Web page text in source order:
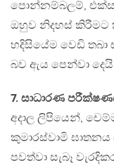
පොන්නම්බලම්,
ඔහුව නිදහස් කිරීමට
හදිසියේම වෙඩි
බව ඇය පෙන්වා
7. සාධාරණ
අදාල ලිපියෙන්,
කුමාරස්වාමි
පවත්වා සැබෑ